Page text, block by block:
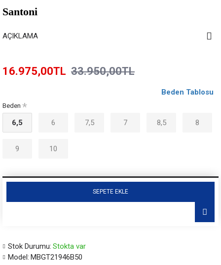
Santoni
AÇIKLAMA
Stok Durumu: Stokta var
Model: MBGT21946B50
16.975,00TL 33.950,00TL
Beden
6,5 6 7,5 7 8,5 8
9 10
SEPETE EKLE
Beden Tablosu